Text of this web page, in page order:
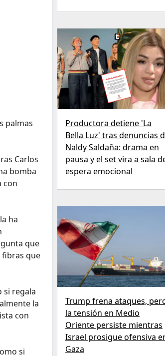
palmas
Carlos
bomba
con
ha
que
fibras que
si regala
la
con
si
Productora detiene 'La
Bella Luz' tras denuncias
Naldy Saldaña: drama en
pausa y el set vira a sala
espera emocional
Trump frena ataques,
la tensión en Medio
Oriente persiste mientras
Israel prosigue ofensiva
Gaza